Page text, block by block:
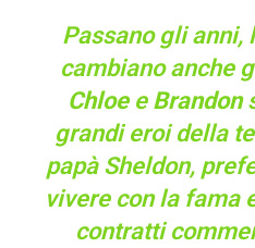
Passano gli anni,
cambiano anche
Chloee Brandon
grandi eroi della
papà Sheldon,
vivere con la fama
contratti